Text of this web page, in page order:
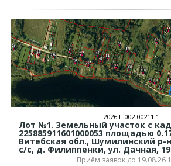
2026.Г.002.00211.1
Лот №1. Земельный участок с
225885911601000053 площадью
Витебская обл., Шумилинский р-
с/с, д. Филиппенки, ул. Дачная,
Приём заявок до 19.08.26